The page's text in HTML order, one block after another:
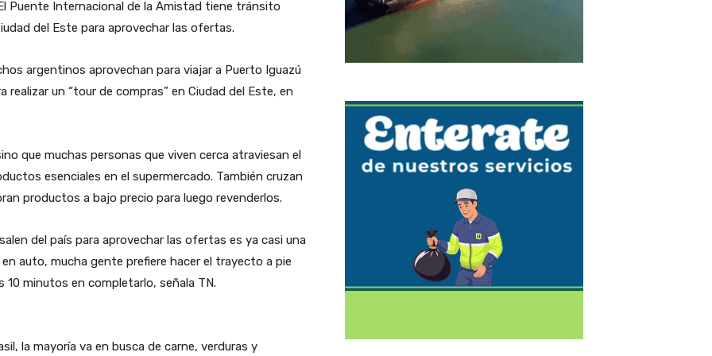
Puente Internacional de la Amistad tiene tránsito
del Este para aprovechar las ofertas.
argentinos aprovechan para viajar a Puerto Iguazú
un “tour de compras” en Ciudad del Este, en
que muchas personas que viven cerca atraviesan el
esenciales en el supermercado. También cruzan
productos a bajo precio para luego revenderlos.
del país para aprovechar las ofertas es ya casi una
auto, mucha gente prefiere hacer el trayecto a pie
minutos en completarlo, señala TN.
la mayoría va en busca de carne, verduras y